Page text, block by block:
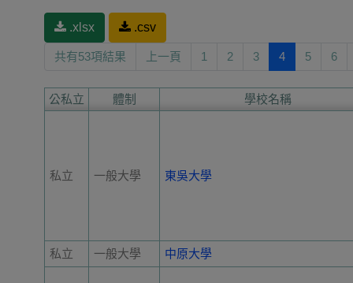
.xlsx .csv
共有53項結果 上一頁 1 2 3 4 5 6
公私立 體制 學校名稱
私立 一般大學 東吳大學
私立 一般大學 中原大學